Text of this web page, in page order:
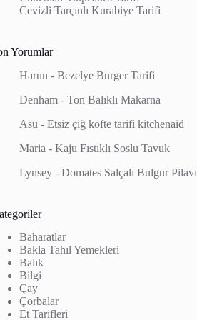
Cevizli Tarçınlı Kurabiye Tarifi
Yorumlar
Harun -Bezelye Burger Tarifi
Denham -Ton Balıklı Makarna
Asu -Etsiz çiğ köfte tarifi kitchenaid
Maria -Kaju Fıstıklı Soslu Tavuk
Lynsey -Domates Salçalı Bulgur Pilavı
Baharatlar
Bakla Tahıl Yemekleri
Balık
Bilgi
Çay
Çorbalar
Et Tarifleri